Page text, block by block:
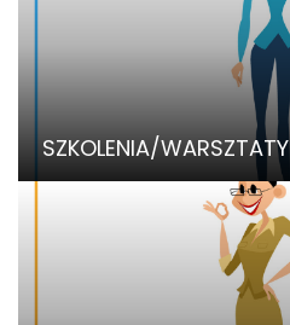
SZKOLENIA/WARSZTATY